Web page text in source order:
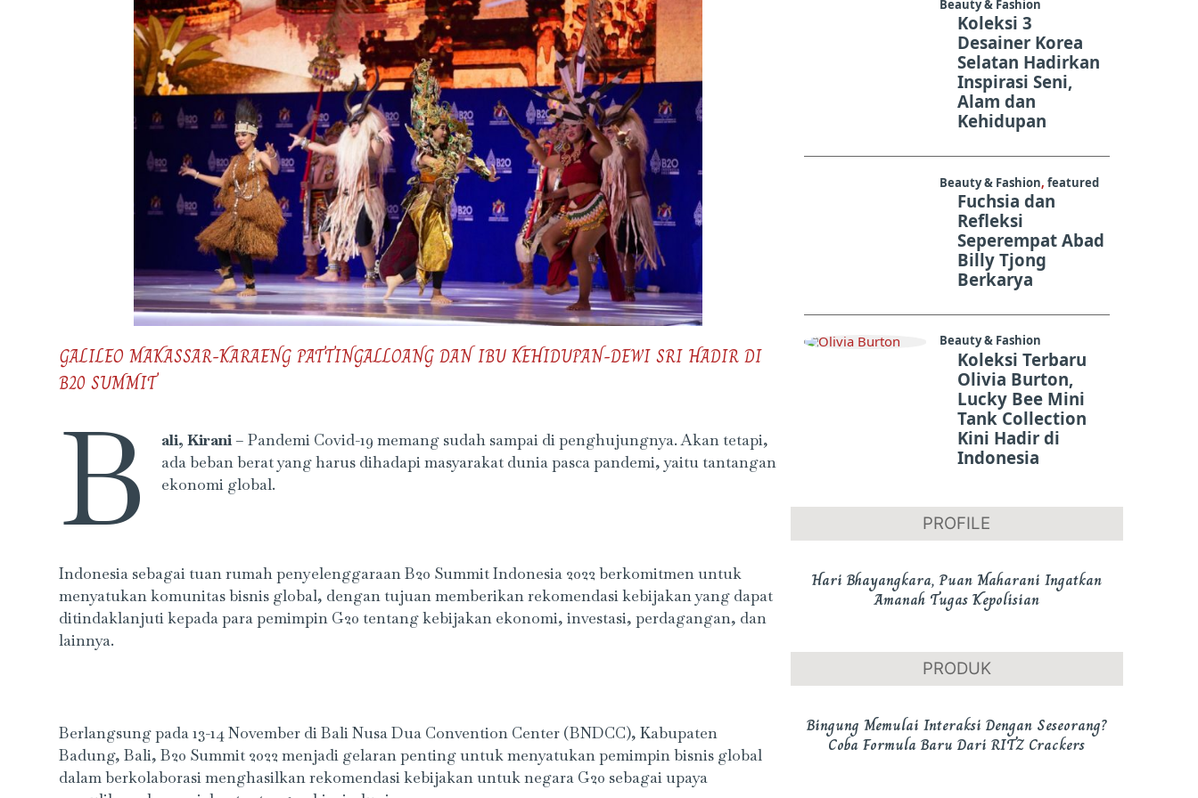
GALILEO MAKASSAR-KARAENG PATTINGALLOANG DAN IBU KEHIDUPAN-DEWI SRI HADIR DI
B20 SUMMIT
B ali, Kirani– Pandemi Covid-19 memang sudah sampai di penghujungnya. Akan tetapi,
ada beban berat yang harus dihadapi masyarakat dunia pasca pandemi, yaitu tantangan
ekonomi global.
Indonesia sebagai tuan rumah penyelenggaraan B20 Summit Indonesia 2022 berkomitmen untuk
menyatukan komunitas bisnis global, dengan tujuan memberikan rekomendasi kebijakan yang dapat
ditindaklanjuti kepada para pemimpin G20 tentang kebijakan ekonomi, investasi, perdagangan, dan
lainnya.
Berlangsung pada 13-14 November di Bali Nusa Dua Convention Center (BNDCC), Kabupaten
Badung, Bali, B20 Summit 2022 menjadi gelaran penting untuk menyatukan pemimpin bisnis global
dalam berkolaborasi menghasilkan rekomendasi kebijakan untuk negara G20 sebagai upaya
Beauty & Fashion
Koleksi 3
Desainer Korea
Selatan Hadirkan
Inspirasi Seni,
Alam dan
Kehidupan
Beauty & Fashion, featured
Fuchsia dan
Refleksi
Seperempat Abad
Billy Tjong
Berkarya
Beauty & Fashion
Koleksi Terbaru
Olivia Burton,
Lucky Bee Mini
Tank Collection
Kini Hadir di
Indonesia
PROFILE
Hari Bhayangkara, Puan Maharani Ingatkan
Amanah Tugas Kepolisian
PRODUK
Bingung Memulai Interaksi Dengan Seseorang?
Coba Formula Baru Dari RITZ Crackers